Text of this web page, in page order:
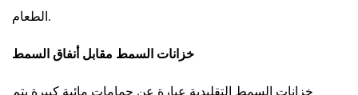
الطعام.
خزانات السمط مقابل أنفاق السمط
خزانات السمط التقليدية عبارة عن حمامات مائية كبيرة يتم